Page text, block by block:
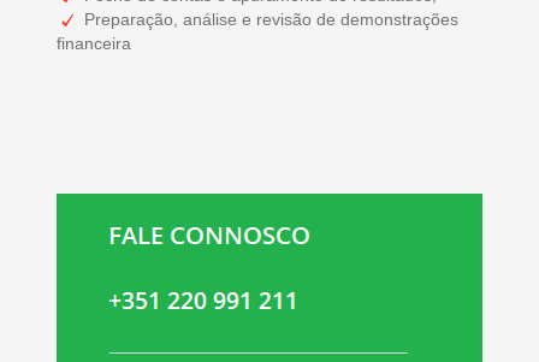
Preparação, análise e revisão de demonstrações
financeira